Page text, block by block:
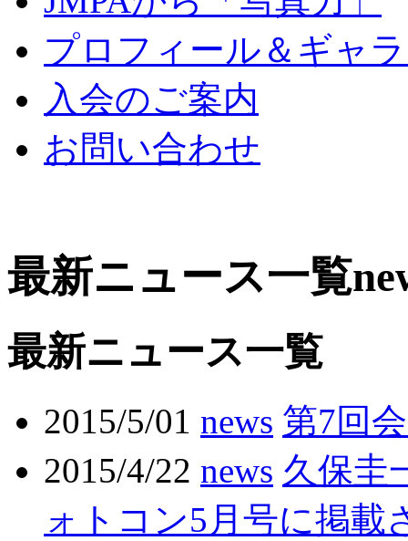
プロフィール＆ギャ
入会のご案内
お問い合わせ
最新ニュース一覧
最新ニュース一覧
2015/5/01 news 第7回
2015/4/22 news 久保圭
ォトコン5月号に掲載